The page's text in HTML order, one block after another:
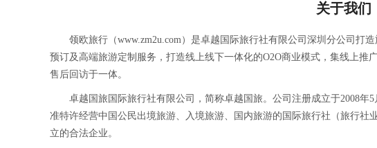
关于我们
领欧旅行（www.zm2u.com）是卓越国际旅行社有限公司深圳分公司打
预订及高端旅游定制服务，打造线上线下一体化的O2O商业模式，集线上推
售后回访于一体。
卓越国旅国际旅行社有限公司，简称卓越国旅。公司注册成立于2008
准特许经营中国公民出境旅游、入境旅游、国内旅游的国际旅行社（旅行社
立的合法企业。